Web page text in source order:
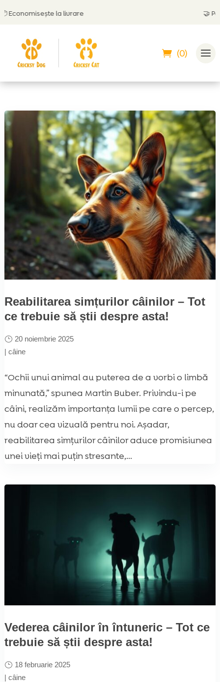
la livrare Poți
(0)
Reabilitarea simțurilor câinilor – Tot
ce trebuie să știi despre asta!
20 noiembrie 2025
| câine
“Ochii unui animal au puterea de a vorbi o limbă
minunată,” spunea Martin Buber. Privindu-i pe
câini, realizăm importanța lumii pe care o percep,
nu doar cea vizuală pentru noi. Așadar,
reabilitarea simțurilor câinilor aduce promisiunea
unei vieți mai puțin stresante,...
Vederea câinilor în întuneric – Tot ce
trebuie să știi despre asta!
18 februarie 2025
| câine